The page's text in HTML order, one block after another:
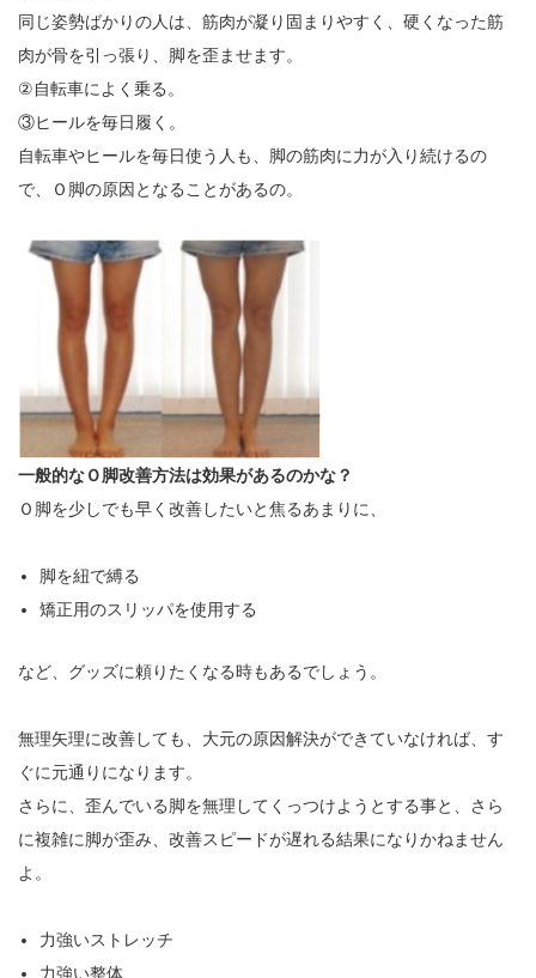
同じ姿勢ばかりの人は、筋肉が凝り固まりやすく、硬くなった筋
肉が骨を引っ張り、脚を歪ませます。
②自転車によく乗る。
③ヒールを毎日履く。
自転車やヒールを毎日使う人も、脚の筋肉に力が入り続けるの
で、Ｏ脚の原因となることがあるの。
一般的なＯ脚改善方法は効果があるのかな？
Ｏ脚を少しでも早く改善したいと焦るあまりに、
脚を紐で縛る
矯正用のスリッパを使用する
など、グッズに頼りたくなる時もあるでしょう。
無理矢理に改善しても、大元の原因解決ができていなければ、す
ぐに元通りになります。
さらに、歪んでいる脚を無理してくっつけようとする事と、さら
に複雑に脚が歪み、改善スピードが遅れる結果になりかねません
よ。
力強いストレッチ
力強い整体